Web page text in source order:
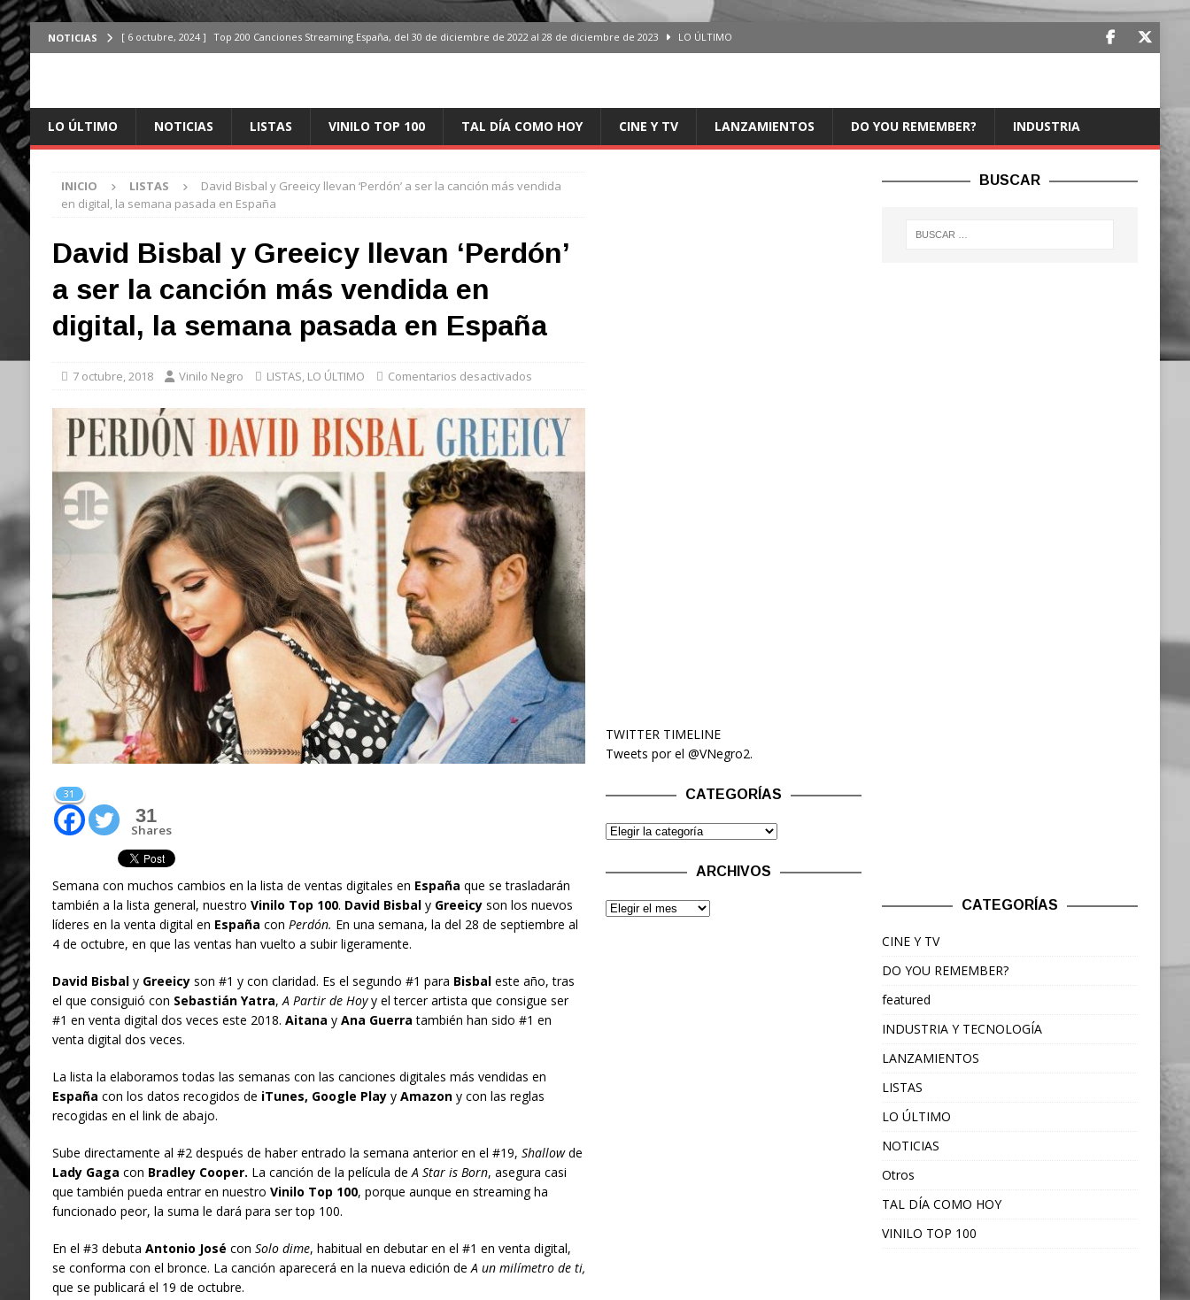
NOTICIAS [ 6 octubre, 2024 ] Top 200 Canciones Streaming España, del 30 de diciembre de 2022 al 28 de diciembre de 2023 LO ÚLTIMO
ÚLTIMO
ÚLTIMO
LO ÚLTIMO NOTICIAS LISTAS VINILO TOP 100 TAL DÍA COMO HOY CINE Y TV LANZAMIENTOS DO YOU REMEMBER? INDUSTRIA
INICIO LISTAS
David Bisbal y Greeicy llevan ‘Perdón’ a ser la canción más vendida
en digital, la semana pasada en España
David Bisbal y Greeicy llevan ‘Perdón’
a ser la canción más vendida en
digital, la semana pasada en España
7 octubre, 2018 Vinilo Negro LISTAS, LO ÚLTIMO Comentarios desactivados
31
31
Shares
Semana con muchos cambios en la lista de ventas digitales en España que se trasladarán
también a la lista general, nuestro Vinilo Top 100. David Bisbaly Greeicyson los nuevos
líderes en la venta digital en España con Perdón. En una semana, la del 28 de septiembre al
4 de octubre, en que las ventas han vuelto a subir ligeramente.
David Bisbaly Greeicyson #1 y con claridad. Es el segundo #1 para Bisbaleste año, tras
el que consiguió con Sebastián Yatra,A Partir de Hoyy el tercer artista que consigue ser
#1 en venta digital dos veces este 2018. Aitana yAna Guerra también han sido #1 en
venta digital dos veces.
La lista la elaboramos todas las semanas con las canciones digitales más vendidas en
España con los datos recogidos de iTunes, Google Playy Amazony con las reglas
recogidas en el link de abajo.
Sube directamente al #2 después de haber entrado la semana anterior en el #19, Shallowde
Lady Gaga con Bradley Cooper. La canción de la película deA Star is Born, asegura casi
que también pueda entrar en nuestro Vinilo Top 100, porque aunque en streaming ha
funcionado peor, la suma le dará para ser top 100.
En el #3 debuta Antonio José con Solo dime, habitual en debutar en el #1 en venta digital,
se conforma con el bronce. La canción aparecerá en la nueva edición deA un milímetro de ti,
que se publicará el 19 de octubre.
TWITTER TIMELINE
Tweets por el @VNegro2.
CATEGORÍAS
ARCHIVOS
BUSCAR
CATEGORÍAS
CINE Y TV
DO YOU REMEMBER?
featured
INDUSTRIA Y TECNOLOGÍA
LANZAMIENTOS
LISTAS
LO ÚLTIMO
NOTICIAS
Otros
TAL DÍA COMO HOY
VINILO TOP 100